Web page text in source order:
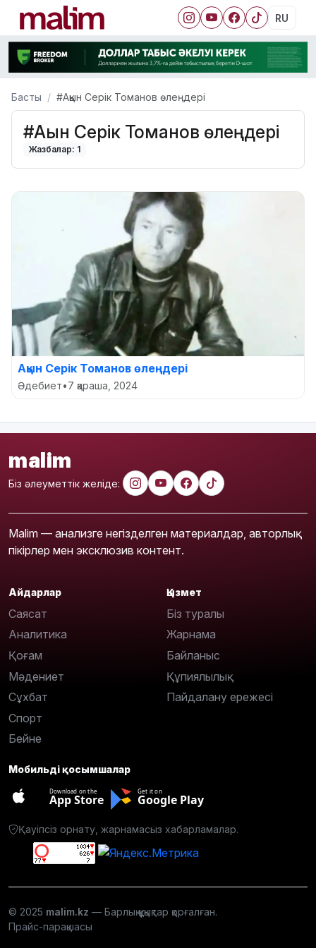
RU
Басты #Ақын Серік Томанов өлеңдері
#Ақын Серік Томанов өлеңдері
Жазбалар: 1
Ақын Серік Томанов өлеңдері
Әдебиет•7 қараша, 2024
malim
Біз әлеуметтік желіде:
Malim — анализге негізделген материалдар, авторлық
пікірлер мен эксклюзив контент.
Айдарлар
Саясат
Аналитика
Қоғам
Мәдениет
Сұхбат
Спорт
Бейне
Қызмет
Біз туралы
Жарнама
Байланыс
Құпиялылық
Пайдалану ережесі
Мобильді қосымшалар
Download on the
App Store
Get it on
Google Play
Қауіпсіз орнату, жарнамасыз хабарламалар.
© 2025 malim.kz — Барлық құқықтар қорғалған.
Прайс-парақшасы